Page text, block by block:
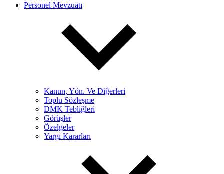
Personel Mevzuatı
Kanun, Yön. Ve Diğerleri
Toplu Sözleşme
DMK Tebliğleri
Görüşler
Özelgeler
Yargı Kararları